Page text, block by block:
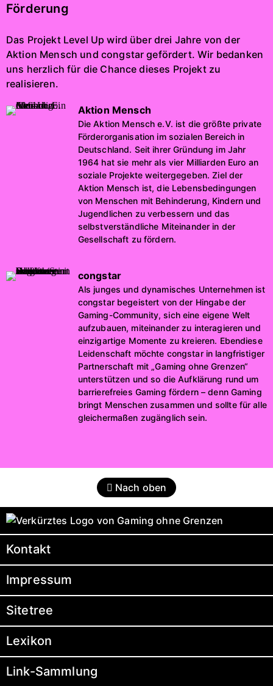
Förderung
Das Projekt Level Up wird über drei Jahre von der
Aktion Mensch und congstar gefördert. Wir bedanken
uns herzlich für die Chance dieses Projekt zu
realisieren.
Aktion Mensch
Die Aktion Mensch e.V. ist die größte private
Förderorganisation im sozialen Bereich in
Deutschland. Seit ihrer Gründung im Jahr
1964 hat sie mehr als vier Milliarden Euro an
soziale Projekte weitergegeben. Ziel der
Aktion Mensch ist, die Lebensbedingungen
von Menschen mit Behinderung, Kindern und
Jugendlichen zu verbessern und das
selbstverständliche Miteinander in der
Gesellschaft zu fördern.
congstar
Als junges und dynamisches Unternehmen ist
congstar begeistert von der Hingabe der
Gaming-Community, sich eine eigene Welt
aufzubauen, miteinander zu interagieren und
einzigartige Momente zu kreieren. Ebendiese
Leidenschaft möchte congstar in langfristiger
Partnerschaft mit „Gaming ohne Grenzen“
unterstützen und so die Aufklärung rund um
barrierefreies Gaming fördern – denn Gaming
bringt Menschen zusammen und sollte für alle
gleichermaßen zugänglich sein.
Nach oben
Kontakt
Impressum
Sitetree
Lexikon
Link-Sammlung